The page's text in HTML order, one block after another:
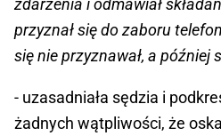
zdarzenia i odmawiał
przyznał się do zaboru
się nie przyznawał, a później
- uzasadniała sędzia i
żadnych wątpliwości, że